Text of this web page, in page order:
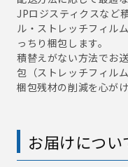
JPロジスティクスなど
ル・ストレッチフィル
っちり梱包します。
積替えがない方法でお
包（ストレッチフィル
梱包残材の削減を心がけ
お届けにつ